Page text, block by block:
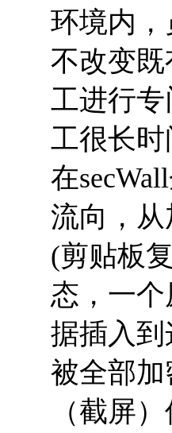
环境内
不改变
工进行专
工很长
在
流向，
(剪贴板
态，一
据插入
被全部
（截屏